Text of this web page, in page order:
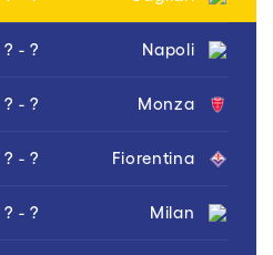
? - ? Napoli
? - ? Monza
? - ? Fiorentina
? - ? Milan